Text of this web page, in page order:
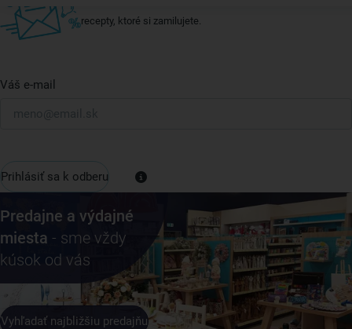
recepty, ktoré si zamilujete.
Váš e-mail
Prihlásiť sa k odberu
Predajne a výdajné
miesta - sme vždy
kúsok od vás
Vyhľadať najbližšiu predajňu